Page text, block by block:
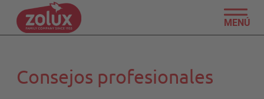
MENÚ
Consejos profesionales